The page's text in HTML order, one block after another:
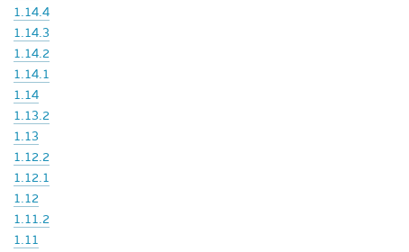
1.14.4
1.14.3
1.14.2
1.14.1
1.14
1.13.2
1.13
1.12.2
1.12.1
1.12
1.11.2
1.11